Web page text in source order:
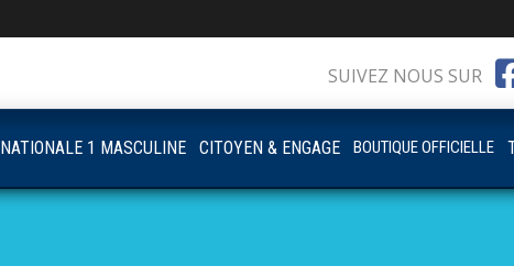
SUIVEZ NOUS SUR
NATIONALE 1 MASCULINE CITOYEN & ENGAGE BOUTIQUE OFFICIELLE